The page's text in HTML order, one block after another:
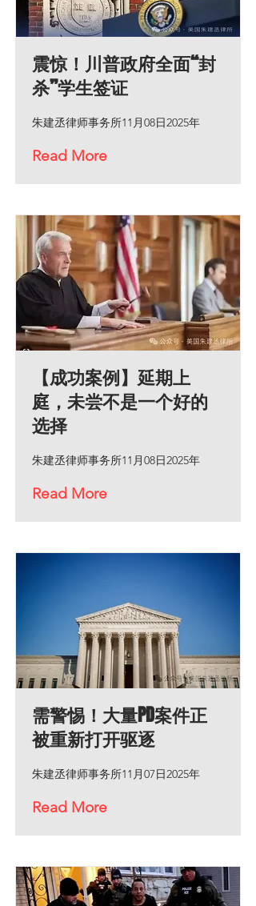
震惊！川普政府全面“封
杀”学生签证
朱建丞律师事务所11月08日2025年
Read More
【成功案例】延期上
庭，未尝不是一个好的
选择
朱建丞律师事务所11月08日2025年
Read More
需警惕！大量PD案件正
被重新打开驱逐
朱建丞律师事务所11月07日2025年
Read More